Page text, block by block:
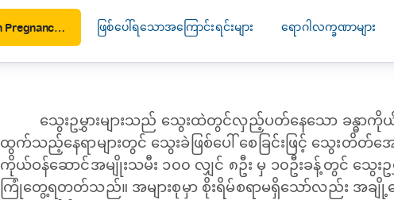
Thrombocytopenia in Pregnancy (ကိုယ်ဝန်ဆောင်မိခင်နှင့် သွေးဥမွှားနည်းရောဂါ) ဖြစ်ပေါ်ရသောအကြောင်းရင်းများ ရောဂါလက္ခဏာများ
သွေးဥမွှားများသည် သွေးထဲတွင်လှည့်ပတ်နေသော ခန္ဓာ
ထွက်သည့်နေရာများတွင် သွေးခဲဖြစ်ပေါ် စေခြင်းဖြင့် သွေးတိ
ကိုယ်ဝန်ဆောင်အမျိုးသမီး ၁၀၀ လျှင် ၈ဦး မှ ၁၀ဦးခန့်တွင် သွေ
ကြုံတွေ့ရတတ်သည်။ အများစုမှာ စိုးရိမ်စရာမရှိသော်လည်း အခ